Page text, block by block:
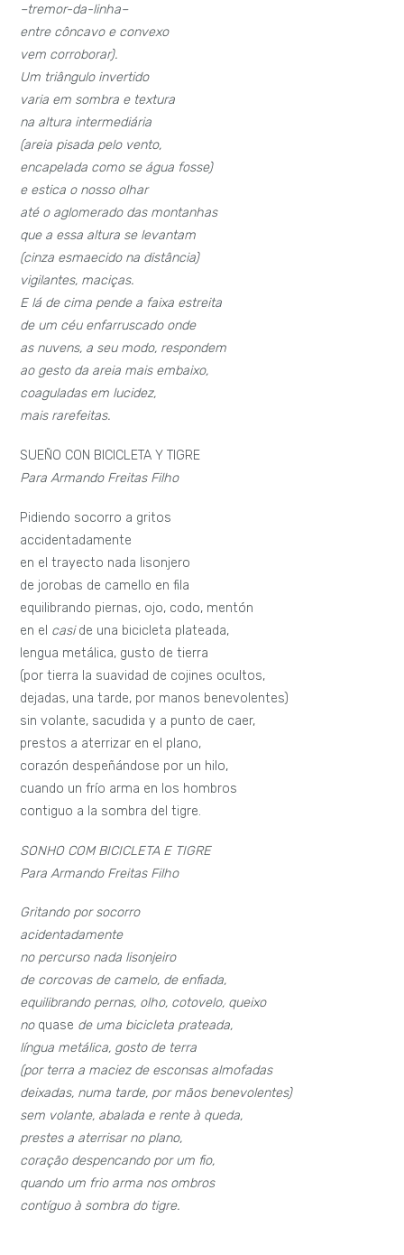
–tremor-da-linha–
entre côncavo e convexo
vem corroborar).
Um triângulo invertido
varia em sombra e textura
na altura intermediária
(areia pisada pelo vento,
encapelada como se água fosse)
e estica o nosso olhar
até o aglomerado das montanhas
que a essa altura se levantam
(cinza esmaecido na distância)
vigilantes, maciças.
E lá de cima pende a faixa estreita
de um céu enfarruscado onde
as nuvens, a seu modo, respondem
ao gesto da areia mais embaixo,
coaguladas em lucidez,
mais rarefeitas.
SUEÑO CON BICICLETA Y TIGRE
Para Armando Freitas Filho
Pidiendo socorro a gritos
accidentadamente
en el trayecto nada lisonjero
de jorobas de camello en fila
equilibrando piernas, ojo, codo, mentón
en el caside una bicicleta plateada,
lengua metálica, gusto de tierra
(por tierra la suavidad de cojines ocultos,
dejadas, una tarde, por manos benevolentes)
sin volante, sacudida y a punto de caer,
prestos a aterrizar en el plano,
corazón despeñándose por un hilo,
cuando un frío arma en los hombros
contiguo a la sombra del tigre.
SONHO COM BICICLETA E TIGRE
Para Armando Freitas Filho
Gritando por socorro
acidentadamente
no percurso nada lisonjeiro
de corcovas de camelo, de enfiada,
equilibrando pernas, olho, cotovelo, queixo
no quase de uma bicicleta prateada,
língua metálica, gosto de terra
(por terra a maciez de esconsas almofadas
deixadas, numa tarde, por mãos benevolentes)
sem volante, abalada e rente à queda,
prestes a aterrisar no plano,
coração despencando por um fio,
quando um frio arma nos ombros
contíguo à sombra do tigre.